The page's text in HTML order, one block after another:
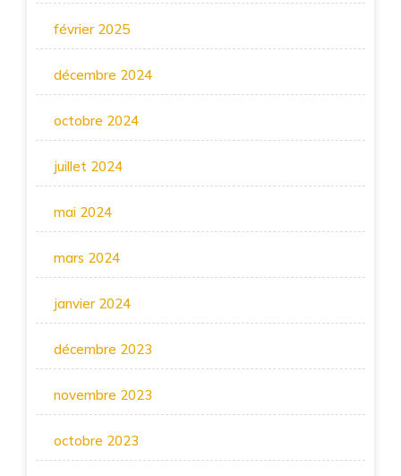
février 2025
décembre 2024
octobre 2024
juillet 2024
mai 2024
mars 2024
janvier 2024
décembre 2023
novembre 2023
octobre 2023